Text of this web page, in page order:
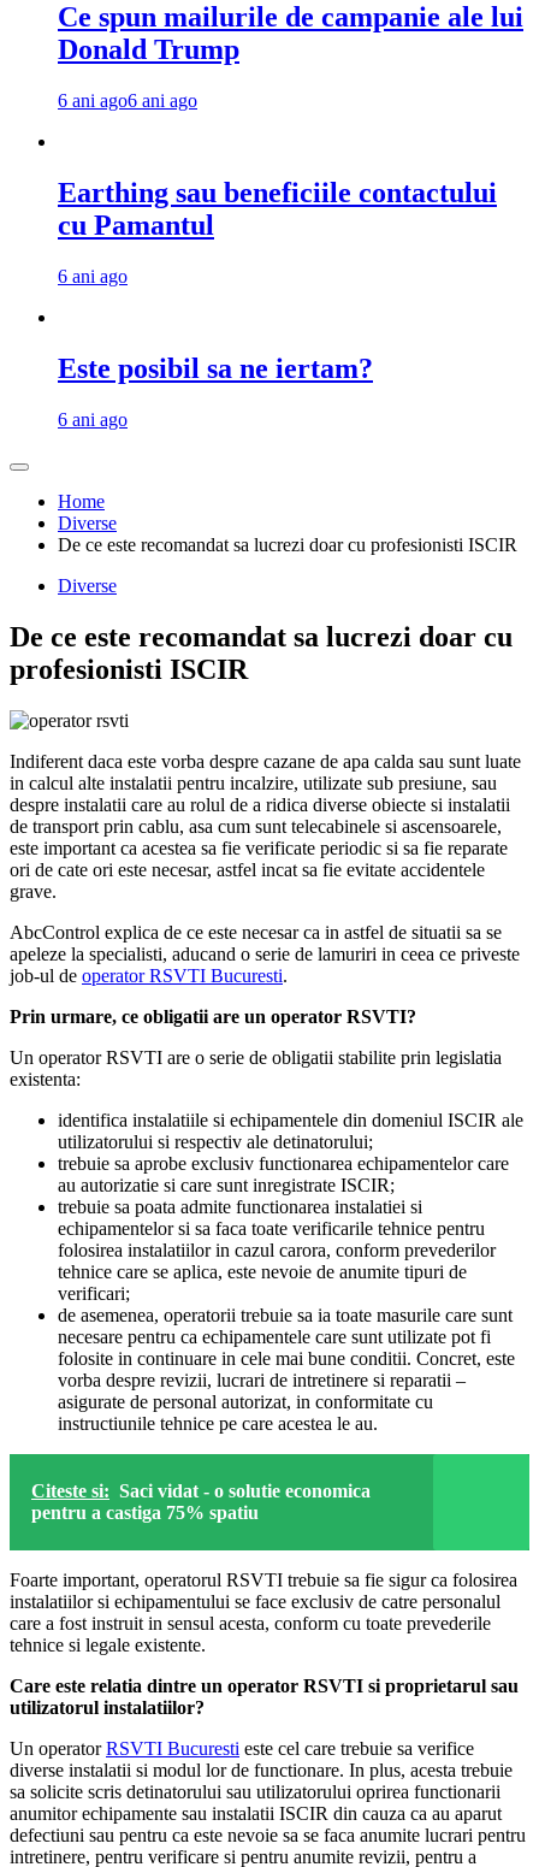
Ce spun mailurile de campanie ale lui
Donald Trump
6 ani ago6 ani ago
Earthing sau beneficiile contactului
cu Pamantul
6 ani ago
Este posibil sa ne iertam?
6 ani ago
Home
Diverse
De ce este recomandat sa lucrezi doar cu profesionisti ISCIR
Diverse
De ce este recomandat sa lucrezi doar cu
profesionisti ISCIR
Indiferent daca este vorba despre cazane de apa calda sau sunt luate
in calcul alte instalatii pentru incalzire, utilizate sub presiune, sau
despre instalatii care au rolul de a ridica diverse obiecte si instalatii
de transport prin cablu, asa cum sunt telecabinele si ascensoarele,
este important ca acestea sa fie verificate periodic si sa fie reparate
ori de cate ori este necesar, astfel incat sa fie evitate accidentele
grave.
AbcControl explica de ce este necesar ca in astfel de situatii sa se
apeleze la specialisti, aducand o serie de lamuriri in ceea ce priveste
job-ul de operator RSVTI Bucuresti.
Prin urmare, ce obligatii are un operator RSVTI?
Un operator RSVTI are o serie de obligatii stabilite prin legislatia
existenta:
identifica instalatiile si echipamentele din domeniul ISCIR ale
utilizatorului si respectiv ale detinatorului;
trebuie sa aprobe exclusiv functionarea echipamentelor care
au autorizatie si care sunt inregistrate ISCIR;
trebuie sa poata admite functionarea instalatiei si
echipamentelor si sa faca toate verificarile tehnice pentru
folosirea instalatiilor in cazul carora, conform prevederilor
tehnice care se aplica, este nevoie de anumite tipuri de
verificari;
de asemenea, operatorii trebuie sa ia toate masurile care sunt
necesare pentru ca echipamentele care sunt utilizate pot fi
folosite in continuare in cele mai bune conditii. Concret, este
vorba despre revizii, lucrari de intretinere si reparatii –
asigurate de personal autorizat, in conformitate cu
instructiunile tehnice pe care acestea le au.
Citeste si: Saci vidat - o solutie economica
pentru a castiga 75% spatiu
Foarte important, operatorul RSVTI trebuie sa fie sigur ca folosirea
instalatiilor si echipamentului se face exclusiv de catre personalul
care a fost instruit in sensul acesta, conform cu toate prevederile
tehnice si legale existente.
Care este relatia dintre un operator RSVTI si proprietarul sau
utilizatorul instalatiilor?
Un operatorRSVTI Bucuresti este cel care trebuie sa verifice
diverse instalatii si modul lor de functionare. In plus, acesta trebuie
sa solicite scris detinatorului sau utilizatorului oprirea functionarii
anumitor echipamente sau instalatii ISCIR din cauza ca au aparut
defectiuni sau pentru ca este nevoie sa se faca anumite lucrari pentru
intretinere, pentru verificare si pentru anumite revizii, pentru a